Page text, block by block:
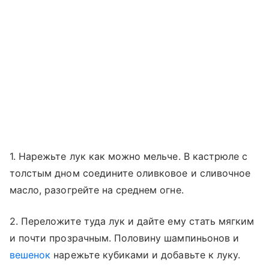
1. Нарежьте лук как можно мельче. В кастрюле с
толстым дном соедините оливковое и сливочное
масло, разогрейте на среднем огне.
2. Переложите туда лук и дайте ему стать мягким
и почти прозрачным. Половину шампиньонов и
вешенок нарежьте кубиками и добавьте к луку.